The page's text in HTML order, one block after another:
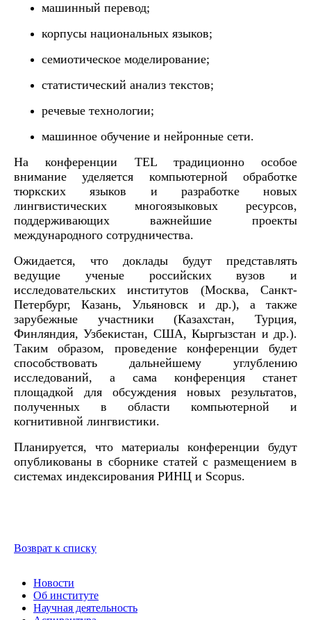
машинный перевод;
корпусы национальных языков;
семиотическое моделирование;
статистический анализ текстов;
речевые технологии;
машинное обучение и нейронные сети.
На конференции TEL традиционно особое
внимание уделяется компьютерной обработке
тюркских языков и разработке новых
лингвистических многоязыковых ресурсов,
поддерживающих важнейшие проекты
международного сотрудничества.
Ожидается, что доклады будут представлять
ведущие ученые российских вузов и
исследовательских институтов (Москва, Санкт-
Петербург, Казань, Ульяновск и др.), а также
зарубежные участники (Казахстан, Турция,
Финляндия, Узбекистан, США, Кыргызстан и др.).
Таким образом, проведение конференции будет
способствовать дальнейшему углублению
исследований, а сама конференция станет
площадкой для обсуждения новых результатов,
полученных в области компьютерной и
когнитивной лингвистики.
Планируется, что материалы конференции будут
опубликованы в сборнике статей с размещением в
системах индексирования РИНЦ и Scopus.
Возврат к списку
Новости
Об институте
Научная деятельность